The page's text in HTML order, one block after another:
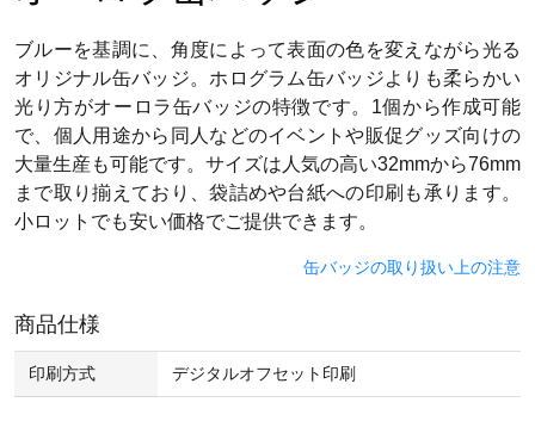
ブルーを基調に、角度によって表面の色を変えながら光る
オリジナル缶バッジ。ホログラム缶バッジよりも柔らかい
光り方がオーロラ缶バッジの特徴です。1個から作成可能
で、個人用途から同人などのイベントや販促グッズ向けの
大量生産も可能です。サイズは人気の高い32mmから76mm
まで取り揃えており、袋詰めや台紙への印刷も承ります。
小ロットでも安い価格でご提供できます。
缶バッジの取り扱い上の注意
商品仕様
印刷方式 デジタルオフセット印刷